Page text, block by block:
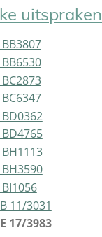
uitspraken
11/3031
17/3983